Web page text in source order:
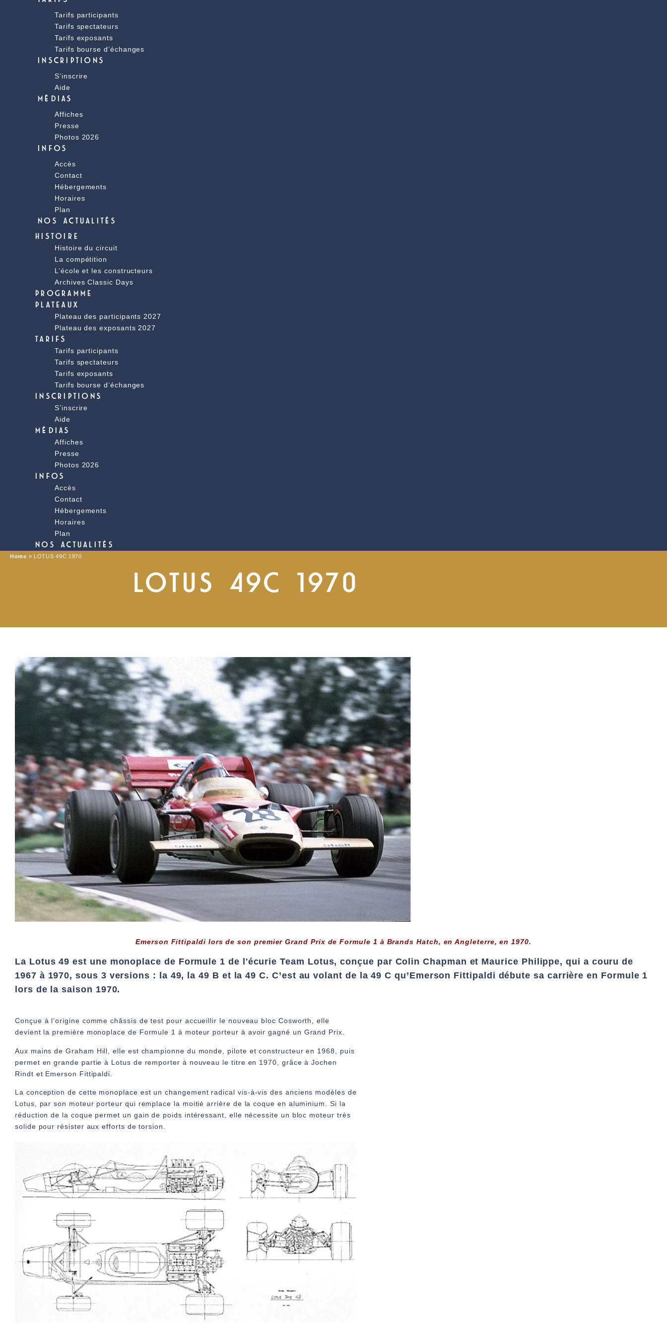
Tarifs participants
Tarifs spectateurs
Tarifs exposants
Tarifs bourse d’échanges
INSCRIPTIONS
S’inscrire
Aide
MÉDIAS
Affiches
Presse
Photos 2026
INFOS
Accès
Contact
Hébergements
Horaires
Plan
NOS ACTUALITÉS
HISTOIRE
Histoire du circuit
La compétition
L’école et les constructeurs
Archives Classic Days
PROGRAMME
PLATEAUX
Plateau des participants 2027
Plateau des exposants 2027
TARIFS
Tarifs participants
Tarifs spectateurs
Tarifs exposants
Tarifs bourse d’échanges
INSCRIPTIONS
S’inscrire
Aide
MÉDIAS
Affiches
Presse
Photos 2026
INFOS
Accès
Contact
Hébergements
Horaires
Plan
NOS ACTUALITÉS
Home » LOTUS 49C 1970
LOTUS 49C 1970
Emerson Fittipaldi lors de son premier Grand Prix de Formule 1 à Brands Hatch, en Angleterre, en 1970.
La Lotus 49 est une monoplace de Formule 1 de l'écurie Team Lotus, conçue par Colin Chapman et Maurice Philippe, qui a couru de
1967 à 1970, sous 3 versions : la 49, la 49 B et la 49 C. C’est au volant de la 49 C qu’Emerson Fittipaldi débute sa carrière en Formule 1
lors de la saison 1970.
Conçue à l’origine comme châssis de test pour accueillir le nouveau bloc Cosworth, elle
devient la première monoplace de Formule 1 à moteur porteur à avoir gagné un Grand Prix.
Aux mains de Graham Hill, elle est championne du monde, pilote et constructeur en 1968, puis
permet en grande partie à Lotus de remporter à nouveau le titre en 1970, grâce à Jochen
Rindt et Emerson Fittipaldi.
La conception de cette monoplace est un changement radical vis-à-vis des anciens modèles de
Lotus, par son moteur porteur qui remplace la moitié arrière de la coque en aluminium. Si la
réduction de la coque permet un gain de poids intéressant, elle nécessite un bloc moteur très
solide pour résister aux efforts de torsion.